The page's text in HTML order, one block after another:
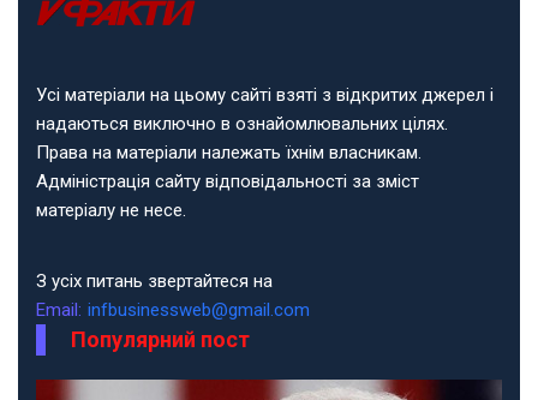
Усі матеріали на цьому сайті взяті з відкритих джерел і
надаються виключно в ознайомлювальних цілях.
Права на матеріали належать їхнім власникам.
Адміністрація сайту відповідальності за зміст
матеріалу не несе.
З усіх питань звертайтеся на
Email: infbusinessweb@gmail.com
Популярний пост